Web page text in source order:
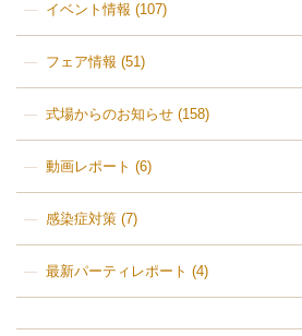
イベント情報 (107)
フェア情報 (51)
式場からのお知らせ(158)
動画レポート (6)
感染症対策(7)
最新パーティレポート (4)